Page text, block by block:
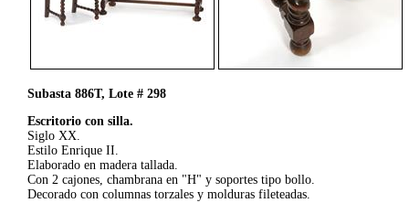
Subasta 886T, Lote # 298
Escritorio con silla.
Siglo XX.
Estilo Enrique II.
Elaborado en madera tallada.
Con 2 cajones, chambrana en "H" y soportes tipo bollo.
Decorado con columnas torzales y molduras fileteadas.